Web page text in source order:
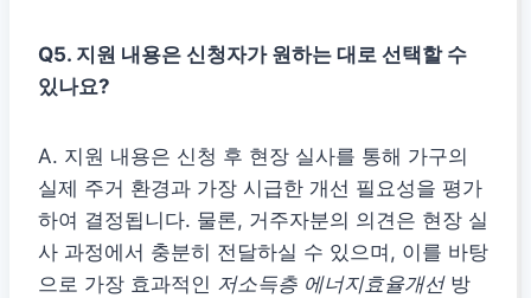
Q5. 지원 내용은 신청자가 원하는 대로 선택할 수
있나요?
A. 지원 내용은 신청 후 현장 실사를 통해 가구의
실제 주거 환경과 가장 시급한 개선 필요성을 평가
하여 결정됩니다. 물론, 거주자분의 의견은 현장 실
사 과정에서 충분히 전달하실 수 있으며, 이를 바탕
으로 가장 효과적인 저소득층 에너지효율개선방